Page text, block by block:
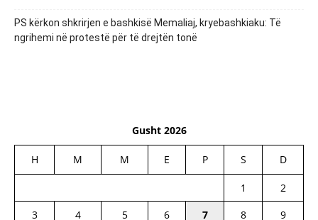
PS kërkon shkrirjen e bashkisë Memaliaj, kryebashkiaku: Të
ngrihemi në protestë për të drejtën tonë
Gusht 2026
H M M E P S D
1
2
3
4 5 6 7 8
9